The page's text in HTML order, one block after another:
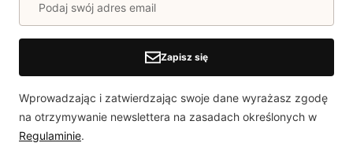
Zapisz się
Wprowadzając i zatwierdzając swoje dane wyrażasz zgodę
na otrzymywanie newslettera na zasadach określonych w
Regulaminie.